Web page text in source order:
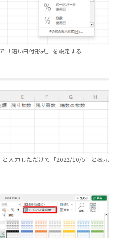
「短い日付形式」を設定する
入力しただけで「2022/10/5」と表示